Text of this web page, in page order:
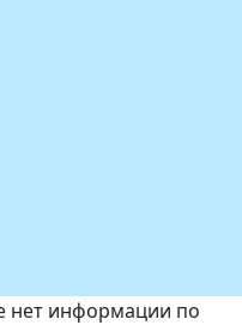
нет информации по